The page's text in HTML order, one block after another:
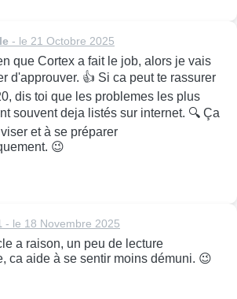
- le 21 Octobre 2025
que Cortex a fait le job, alors je vais
d'approuver. 👍 Si ca peut te rassurer
dis toi que les problemes les plus
souvent deja listés sur internet. 🔍 Ça
et à se préparer
😉
- le 18 Novembre 2025
a raison, un peu de lecture
ca aide à se sentir moins démuni. 😉